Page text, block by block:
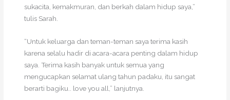
sukacita, kemakmuran, dan berkah dalam hidup saya,”
tulis Sarah.
“Untuk keluarga dan teman-teman saya terima kasih
karena selalu hadir di acara-acara penting dalam hidup
saya. Terima kasih banyak untuk semua yang
mengucapkan selamat ulang tahun padaku, itu sangat
berarti bagiku.. love you all,” lanjutnya.